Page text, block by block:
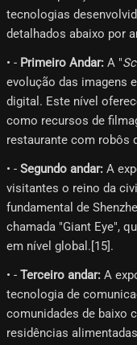
tecnologias
detalhados abaixo por
• - Primeiro Andar: A "
evolução das imagens
digital. Este nível
como recursos de
restaurante com robôs
• - Segundo andar: A
visitantes o reino da
fundamental de
chamada "Giant Eye",
em nível global.[15]​.
• - Terceiro andar: A
tecnologia de
comunidades de baixo
residências